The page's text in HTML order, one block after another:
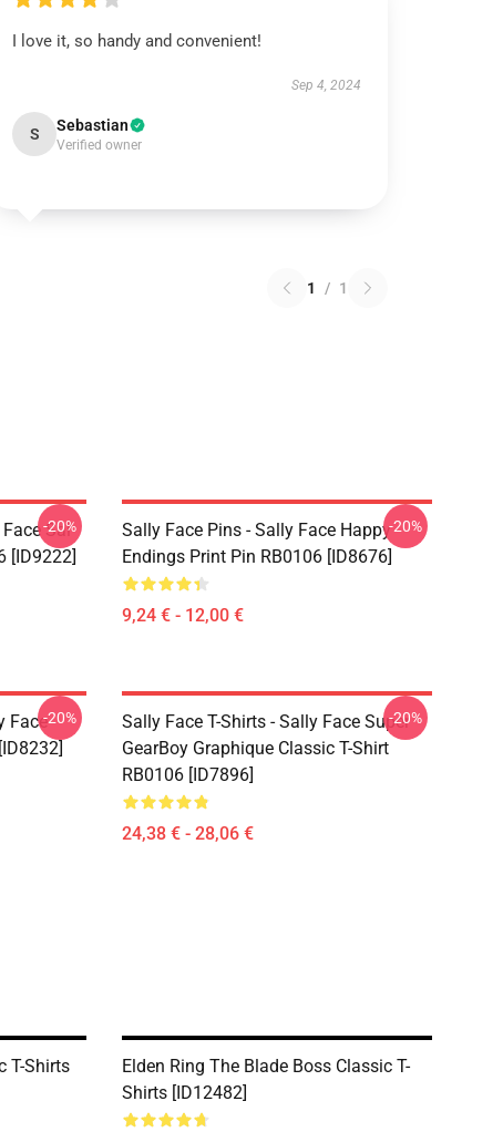
I love it, so handy and convenient!
Sep 4, 2024
S Sebastian
Verified owner
1 / 1
Sal
[ID9222]
-20%
Sally Face Pins - Sally Face Happy
Endings Print Pin RB0106 [ID8676]
9,24 € - 12,00 €
-20%
Face-20%
Sally Face T-Shirts - Sally Face Super
GearBoy Graphique Classic T-Shirt
RB0106 [ID7896]
24,38 € - 28,06 €
-20%
T-Shirts
Elden Ring The Blade Boss Classic T-
Shirts [ID12482]